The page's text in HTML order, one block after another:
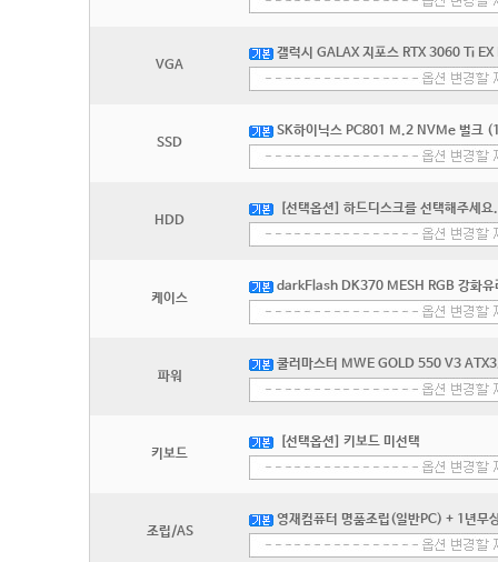
VGA
갤럭시 GALAX 지포스 RTX 3060 Ti
SSD
SK하이닉스 PC801 M.2 NVMe 벌크
HDD
[선택옵션] 하드디스크를 선택해주세요.
케이스
darkFlash DK370 MESH RGB 강화유
파워
쿨러마스터 MWE GOLD 550 V3
키보드
[선택옵션] 키보드 미선택
조립/AS
영재컴퓨터 명품조립(일반PC) + 1년무